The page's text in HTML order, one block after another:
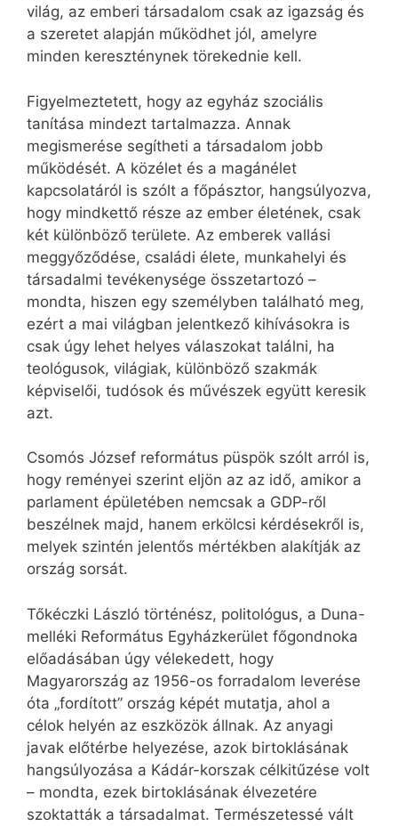
világ, az emberi társadalom csak az igazság és
a szeretet alapján működhet jól, amelyre
minden kereszténynek törekednie kell.
Figyelmeztetett, hogy az egyház szociális
tanítása mindezt tartalmazza. Annak
megismerése segítheti a társadalom jobb
működését. A közélet és a magánélet
kapcsolatáról is szólt a főpásztor, hangsúlyozva,
hogy mindkettő része az ember életének, csak
két különböző területe. Az emberek vallási
meggyőződése, családi élete, munkahelyi és
társadalmi tevékenysége összetartozó –
mondta, hiszen egy személyben található meg,
ezért a mai világban jelentkező kihívásokra is
csak úgy lehet helyes válaszokat találni, ha
teológusok, világiak, különböző szakmák
képviselői, tudósok és művészek együtt keresik
azt.
Csomós József református püspök szólt arról is,
hogy reményei szerint eljön az az idő, amikor a
parlament épületében nemcsak a GDP-ről
beszélnek majd, hanem erkölcsi kérdésekről is,
melyek szintén jelentős mértékben alakítják az
ország sorsát.
Tőkéczki László történész, politológus, a Duna-
melléki Református Egyházkerület főgondnoka
előadásában úgy vélekedett, hogy
Magyarország az 1956-os forradalom leverése
óta „fordított” ország képét mutatja, ahol a
célok helyén az eszközök állnak. Az anyagi
javak előtérbe helyezése, azok birtoklásának
hangsúlyozása a Kádár-korszak célkitűzése volt
– mondta, ezek birtoklásának élvezetére
szoktatták a társadalmat. Természetessé vált